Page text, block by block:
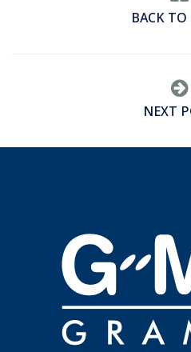
BACK TO
NEXT